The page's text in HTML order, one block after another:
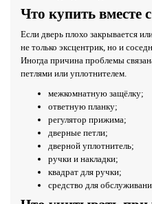
Что купить вместе
Если дверь плохо закрывается
не только эксцентрик, но и
Иногда причина проблемы
петлями или уплотнителем.
межкомнатную защёлку;
ответную планку;
регулятор прижима;
дверные петли;
дверной уплотнитель;
ручки и накладки;
квадрат для ручки;
средство для